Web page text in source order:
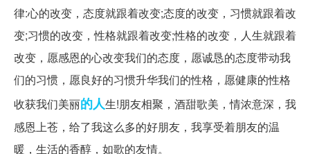
律:心的改变，态度就跟着改变;态度的改变，习惯就跟着改
变;习惯的改变，性格就跟着改变;性格的改变，人生就跟着
改变，愿感恩的心改变我们的态度，愿诚恳的态度带动我
们的习惯，愿良好的习惯升华我们的性格，愿健康的性格
收获我们美丽的人生!朋友相聚，酒甜歌美，情浓意深，我
感恩上苍，给了我这么多的好朋友，我享受着朋友的温
暖，生活的香醇，如歌的友情。